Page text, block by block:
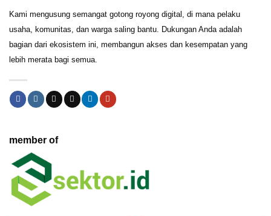
Kami mengusung semangat gotong royong digital, di mana pelaku
usaha, komunitas, dan warga saling bantu. Dukungan Anda adalah
bagian dari ekosistem ini, membangun akses dan kesempatan yang
lebih merata bagi semua.
member of